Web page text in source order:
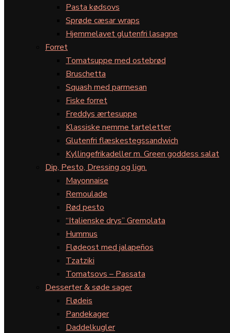
Pasta kødsovs
Sprøde cæsar wraps
Hjemmelavet glutenfri lasagne
Forret
Tomatsuppe med ostebrød
Bruschetta
Squash med parmesan
Fiske forret
Freddys ærtesuppe
Klassiske nemme tarteletter
Glutenfri flæskestegssandwich
Kyllingefrikadeller m. Green goddess salat
Dip, Pesto, Dressing og lign.
Mayonnaise
Remoulade
Rød pesto
“Italienske drys” Gremolata
Hummus
Flødeost med jalapeños
Tzatziki
Tomatsovs – Passata
Desserter & søde sager
Flødeis
Pandekager
Daddelkugler